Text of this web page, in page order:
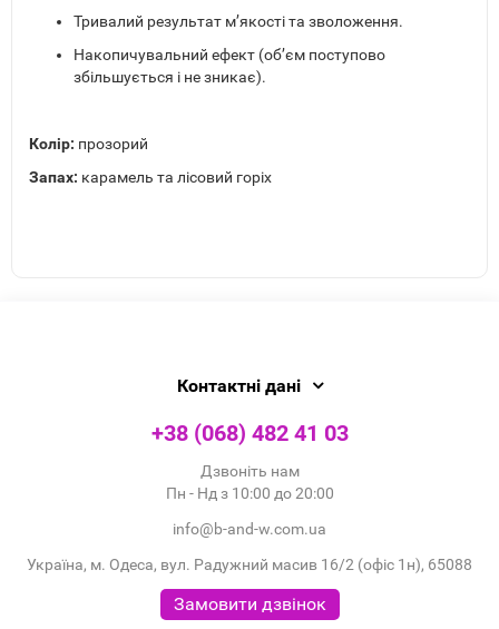
Тривалий результат м’якості та зволоження.
Накопичувальний ефект (об’єм поступово
збільшується і не зникає).
Колір: прозорий
Запах: карамель та лісовий горіх
Контактні дані
+38 (068) 482 41 03
Дзвоніть нам
Пн - Нд з 10:00 до 20:00
info@b-and-w.com.ua
Україна, м. Одеса, вул. Радужний масив 16/2 (офіс 1н), 65088
Замовити дзвінок